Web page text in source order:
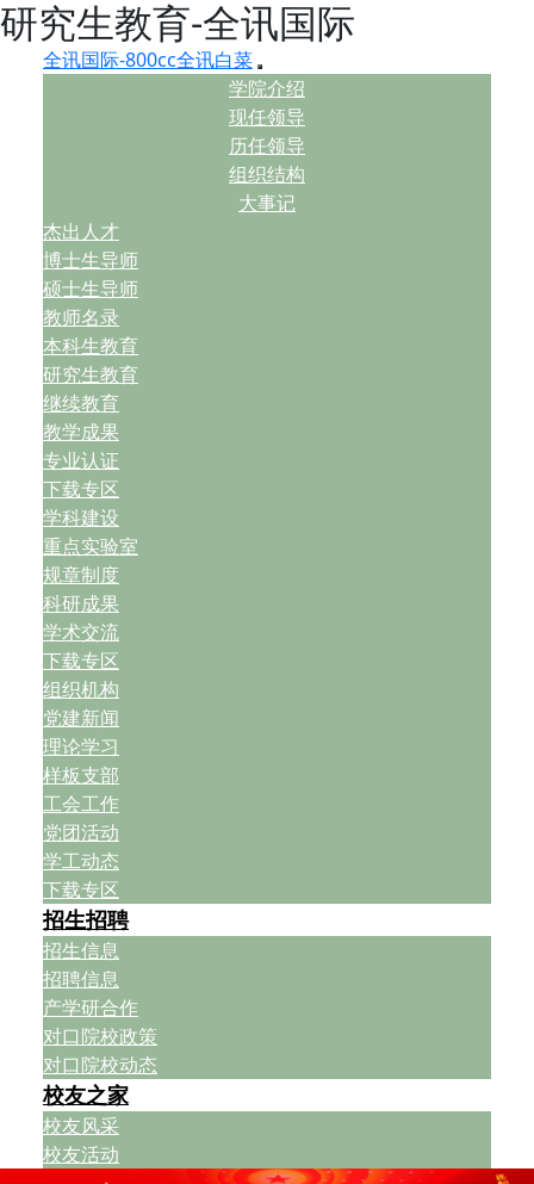
研究生教育-全讯国际
全讯国际-800cc全讯白菜
学院介绍
现任领导
历任领导
组织结构
大事记
杰出人才
博士生导师
硕士生导师
教师名录
本科生教育
研究生教育
继续教育
教学成果
专业认证
下载专区
学科建设
重点实验室
规章制度
科研成果
学术交流
下载专区
组织机构
党建新闻
理论学习
样板支部
工会工作
党团活动
学工动态
下载专区
招生招聘
招生信息
招聘信息
产学研合作
对口院校政策
对口院校动态
校友之家
校友风采
校友活动